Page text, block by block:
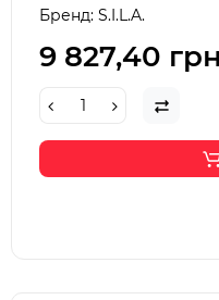
Бренд: S.I.L.A.
9 827,40